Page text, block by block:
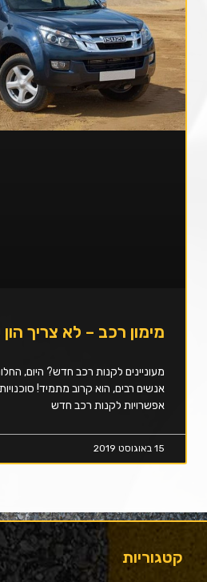
מימון רכב – לא צריך
מעוניינים לקנות רכב חדש? היום,
אנשים רבים, הוא קרוב מתמיד!
אפשרויות לקנות רכב חדש
15 באוגוסט 2019
קטגוריות